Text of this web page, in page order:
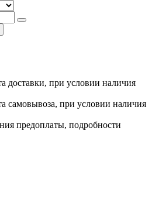
доставки, при условии наличия
самовывоза, при условии наличия
предоплаты, подробности